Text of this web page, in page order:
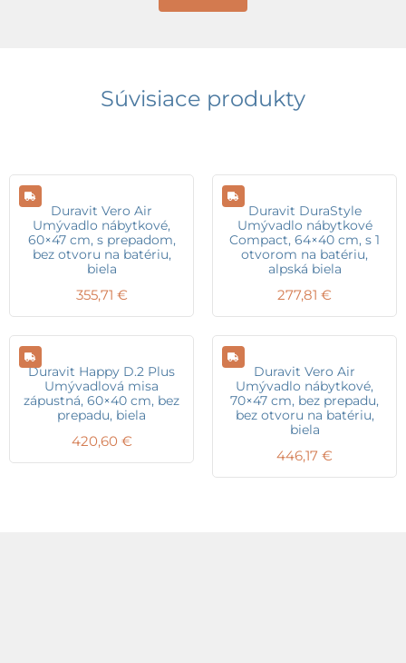
Súvisiace produkty
Duravit Vero Air
Umývadlo nábytkové,
60×47 cm, s prepadom,
bez otvoru na batériu,
biela
355,71 €
Duravit DuraStyle
Umývadlo nábytkové
Compact, 64×40 cm, s 1
otvorom na batériu,
alpská biela
277,81 €
Duravit Happy D.2 Plus
Umývadlová misa
zápustná, 60×40 cm, bez
prepadu, biela
420,60 €
Duravit Vero Air
Umývadlo nábytkové,
70×47 cm, bez prepadu,
bez otvoru na batériu,
biela
446,17 €